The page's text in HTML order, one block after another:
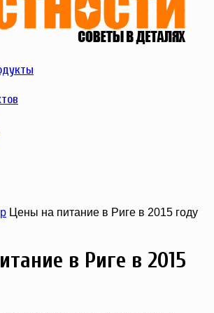
Цены на питание в Риге в 2015 году
в Риге в 2015